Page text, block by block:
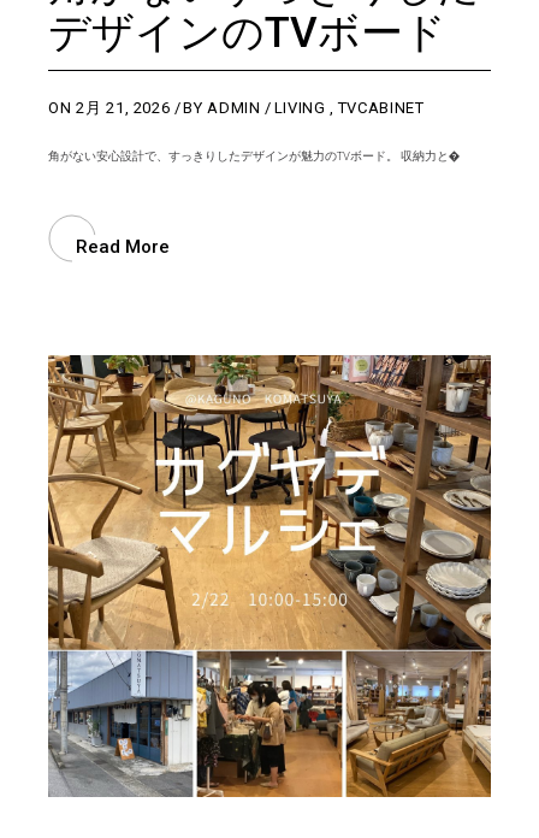
デザインのTVボード
ON2月 21, 2026 BY ADMIN LIVING ,TVCABINET
角がない安心設計で、すっきりしたデザインが魅力のTVボード。 収納力と�
Read More